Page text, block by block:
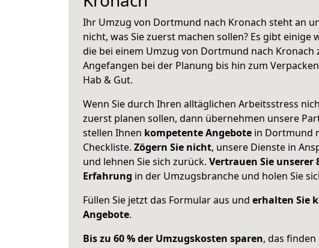
Ihr Umzug von Dortmund nach Kronach steht an
nicht, was Sie zuerst machen sollen? Es gibt einige
die bei einem Umzug von Dortmund nach Kronach
Angefangen bei der Planung bis hin zum
Hab & Gut.
Wenn Sie durch Ihren alltäglichen Arbeitsstress
zuerst planen sollen, dann übernehmen unsere
stellen Ihnen kompetente Angebote in Dortmund
Checkliste. Zögern Sie nicht, unsere Dienste in
und lehnen Sie sich zurück. Vertrauen Sie unserer
Erfahrung in der Umzugsbranche und holen Sie
Füllen Sie jetzt das Formular aus und erhalten Sie
Angebote.
Bis zu 60 % der Umzugskosten sparen, das finden